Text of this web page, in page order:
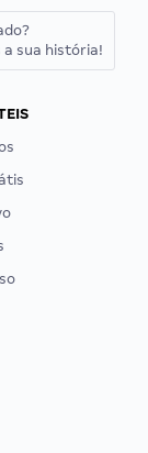
a sua história!